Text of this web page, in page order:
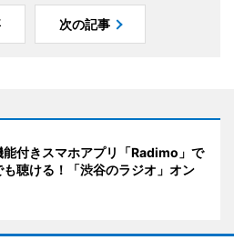
次の記事
能付きスマホアプリ「Radimo」で
聴ける！「渋谷のラジオ」オン